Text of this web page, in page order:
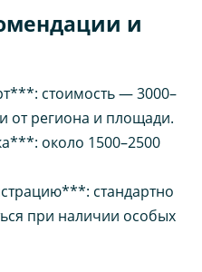
и
стоимость — 3000–
от региона и площади.
около 1500–2500
стандартно
при наличии особых